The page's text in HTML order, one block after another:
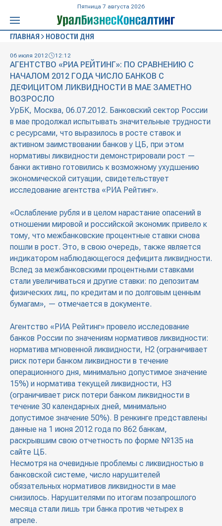
Пятница 7 августа 2026
ГЛАВНАЯ НОВОСТИ ДНЯ
06 июля 2012 12:12
АГЕНТСТВО «РИА РЕЙТИНГ»: ПО СРАВНЕНИЮ С
НАЧАЛОМ 2012 ГОДА ЧИСЛО БАНКОВ С
ДЕФИЦИТОМ ЛИКВИДНОСТИ В МАЕ ЗАМЕТНО
ВОЗРОСЛО
УрБК, Москва, 06.07.2012. Банковский сектор России
в мае продолжал испытывать значительные трудности
с ресурсами, что выразилось в росте ставок и
активном заимствовании банков у ЦБ, при этом
нормативы ликвидности демонстрировали рост —
банки активно готовились к возможному ухудшению
экономической ситуации, свидетельствует
исследование агентства «РИА Рейтинг».
«Ослабление рубля и в целом нарастание опасений в
отношении мировой и российской экономик привело к
тому, что межбанковские процентные ставки снова
пошли в рост. Это, в свою очередь, также является
индикатором наблюдающегося дефицита ликвидности.
Вслед за межбанковскими процентными ставками
стали увеличиваться и другие ставки: по депозитам
физических лиц, по кредитам и по долговым ценным
бумагам», — отмечается в документе.
Агентство «РИА Рейтинг» провело исследование
банков России по значениям нормативов ликвидности:
норматива мгновенной ликвидности, Н2 (ограничивает
риск потери банком ликвидности в течение
операционного дня, минимально допустимое значение
15%) и норматива текущей ликвидности, Н3
(ограничивает риск потери банком ликвидности в
течение 30 календарных дней, минимально
допустимое значение 50%). В ренкинге представлены
данные на 1 июня 2012 года по 862 банкам,
раскрывшим свою отчетность по форме №135 на
сайте ЦБ.
Несмотря на очевидные проблемы с ликвидностью в
банковской системе, число нарушителей
обязательных нормативов ликвидности в мае
снизилось. Нарушителями по итогам позапрошлого
месяца стали лишь три банка против четырех в
апреле.